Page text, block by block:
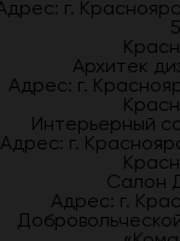
г.
Архитек
Адрес: г.
Интерьерный
Адрес: г.
Салон
Адрес: г.